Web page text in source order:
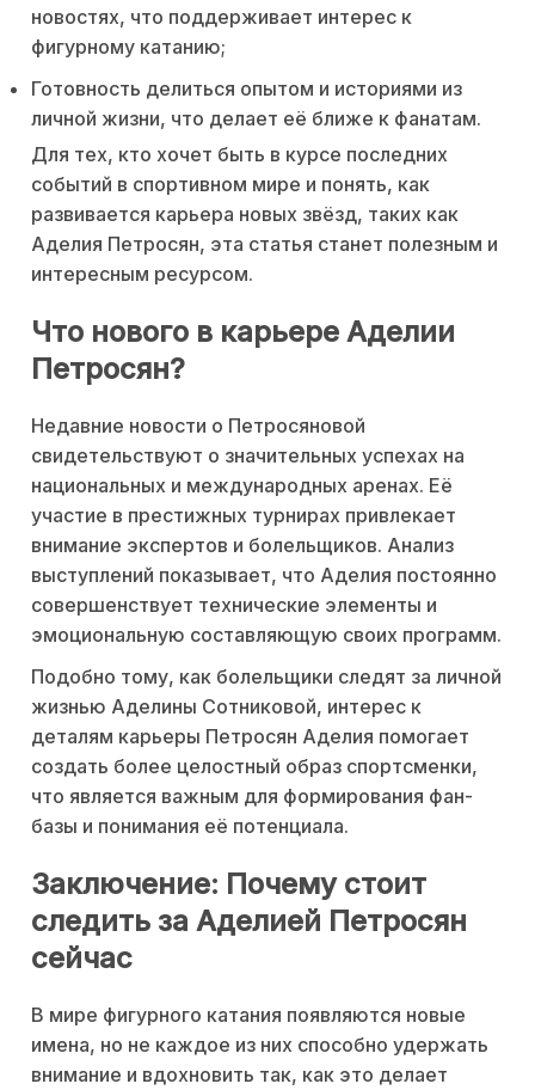
новостях, что поддерживает интерес к
фигурному катанию;
Готовность делиться опытом и историями из
личной жизни, что делает её ближе к фанатам.
Для тех, кто хочет быть в курсе последних
событий в спортивном мире и понять, как
развивается карьера новых звёзд, таких как
Аделия Петросян, эта статья станет полезным и
интересным ресурсом.
Что нового в карьере Аделии
Петросян?
Недавние новости о Петросяновой
свидетельствуют о значительных успехах на
национальных и международных аренах. Её
участие в престижных турнирах привлекает
внимание экспертов и болельщиков. Анализ
выступлений показывает, что Аделия постоянно
совершенствует технические элементы и
эмоциональную составляющую своих программ.
Подобно тому, как болельщики следят за личной
жизнью Аделины Сотниковой, интерес к
деталям карьеры Петросян Аделия помогает
создать более целостный образ спортсменки,
что является важным для формирования фан-
базы и понимания её потенциала.
Заключение: Почему стоит
следить за Аделией Петросян
сейчас
В мире фигурного катания появляются новые
имена, но не каждое из них способно удержать
внимание и вдохновить так, как это делает